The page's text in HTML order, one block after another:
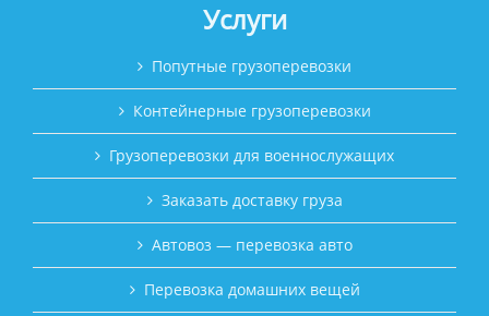
Услуги
Попутные грузоперевозки
Контейнерные грузоперевозки
Грузоперевозки для военнослужащих
Заказать доставку груза
Автовоз — перевозка авто
Перевозка домашних вещей